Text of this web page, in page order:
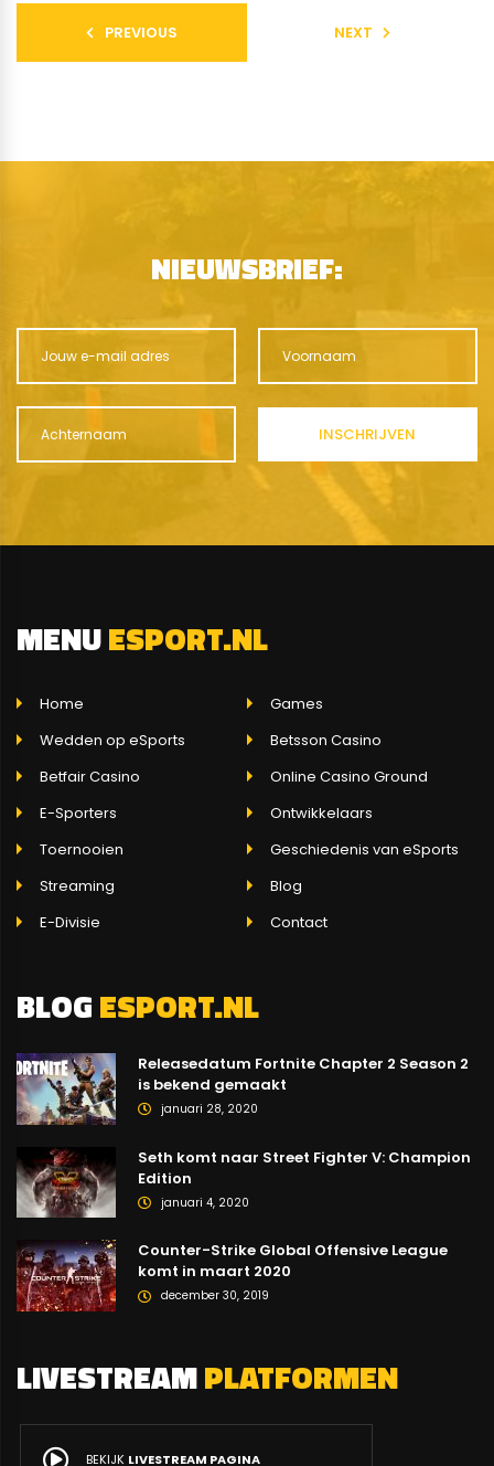
PREVIOUS NEXT
NIEUWSBRIEF:
MENUESPORT.NL
Home
Games
Wedden op eSports
Betsson Casino
Betfair Casino
Online Casino Ground
E-Sporters
Ontwikkelaars
Toernooien
Geschiedenis van eSports
Streaming
Blog
E-Divisie
Contact
BLOGESPORT.NL
Releasedatum Fortnite Chapter 2 Season 2
is bekend gemaakt
januari 28, 2020
Seth komt naar Street Fighter V: Champion
Edition
januari 4, 2020
Counter-Strike Global Offensive League
komt in maart 2020
december 30, 2019
LIVESTREAMPLATFORMEN
BEKIJK LIVESTREAM PAGINA